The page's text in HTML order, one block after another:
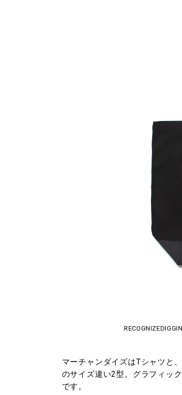
マーチャンダイズはTシャツと
のサイズ違い2型。グラフィッ
です。